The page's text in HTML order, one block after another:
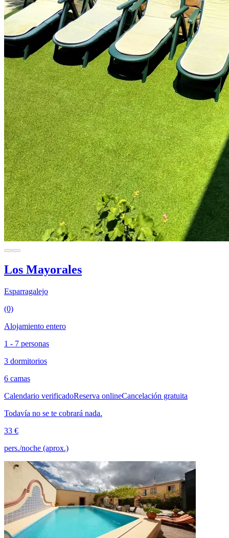
Los Mayorales
Esparragalejo
(0)
Alojamiento entero
1 - 7 personas
3 dormitorios
6 camas
Calendario verificadoReserva onlineCancelación gratuita
Todavía no se te cobrará nada.
33 €
pers./noche (aprox.)